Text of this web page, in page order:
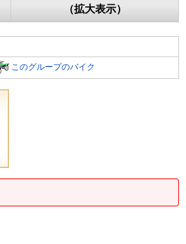
（拡大表示）
このグループのバイク